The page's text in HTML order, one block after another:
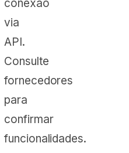
conexão
via
API.
Consulte
fornecedores
para
confirmar
funcionalidades.